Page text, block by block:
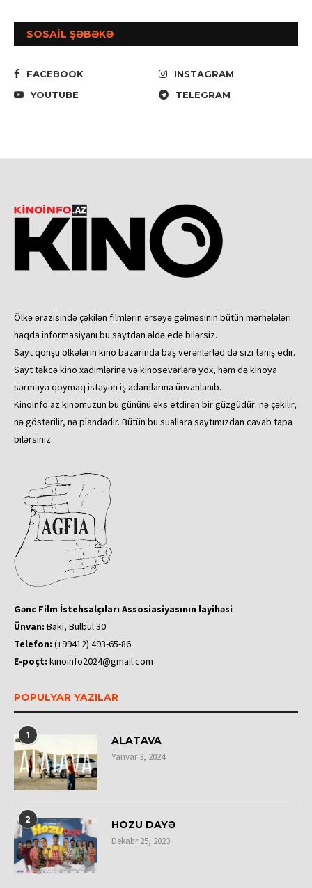
SOSAİL ŞƏBƏKƏ
FACEBOOK
INSTAGRAM
YOUTUBE
TELEGRAM
Ölkə ərazisində çəkilən filmlərin ərsəyə gəlməsinin bütün mərhələləri
haqda informasiyanı bu saytdan əldə edə bilərsiz.
Sayt qonşu ölkələrin kino bazarında baş verənlərləd də sizi tanış edir.
Sayt təkcə kino xadimlərinə və kinosevərlərə yox, həm də kinoya
sərmayə qoymaq istəyən iş adamlarına ünvanlanıb.
Kinoinfo.az kinomuzun bu gününü əks etdirən bir güzgüdür: nə çəkilir,
nə göstərilir, nə plandadır. Bütün bu suallara saytımızdan cavab tapa
bilərsiniz.
Gənc Film İstehsalçıları Assosiasiyasının layihəsi
Ünvan: Bakı, Bulbul 30
Telefon: (+99412) 493-65-86
E-poçt: kinoinfo2024@gmail.com
POPULYAR YAZILAR
1 ALATAVA
Yanvar 3, 2024
2 HOZU DAYƏ
Dekabr 25, 2023